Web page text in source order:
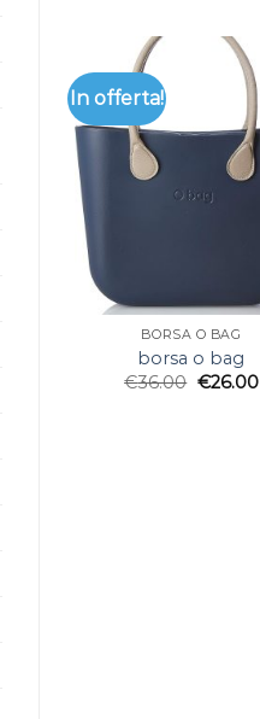
In offerta!
BORSA O BAG
borsa o bag
€36.00 €26.00